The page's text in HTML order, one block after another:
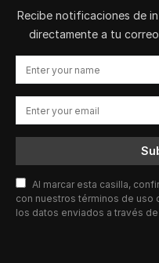
Recibe notificaciones de
directamente a tu
Al marcar esta casilla,
con nuestros términos de uso
los datos enviados a través